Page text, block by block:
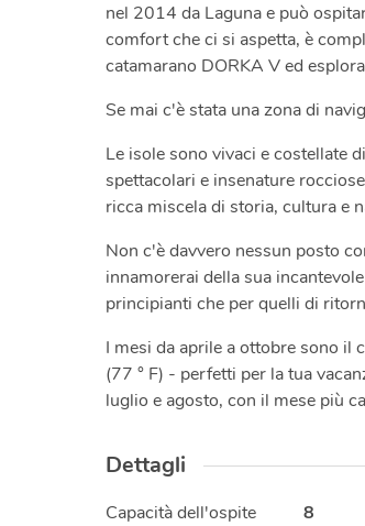
nel 2014 da Laguna e può
comfort che ci si aspetta, è
catamarano DORKA V ed
Se mai c'è stata una zona di
Le isole sono vivaci e costellate
spettacolari e insenature
ricca miscela di storia, cultura e
Non c'è davvero nessun posto
innamorerai della sua
principianti che per quelli di
I mesi da aprile a ottobre sono il
(77 ° F) - perfetti per la tua
luglio e agosto, con il mese più
Dettagli
Capacità dell'ospite
8